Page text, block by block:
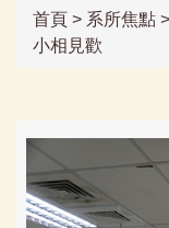
首頁 > 系所焦點 >
小相見歡